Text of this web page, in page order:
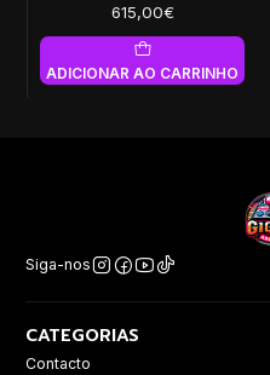
615,00€
ADICIONAR AO CARRINHO
Siga-nos
CATEGORIAS
Contacto